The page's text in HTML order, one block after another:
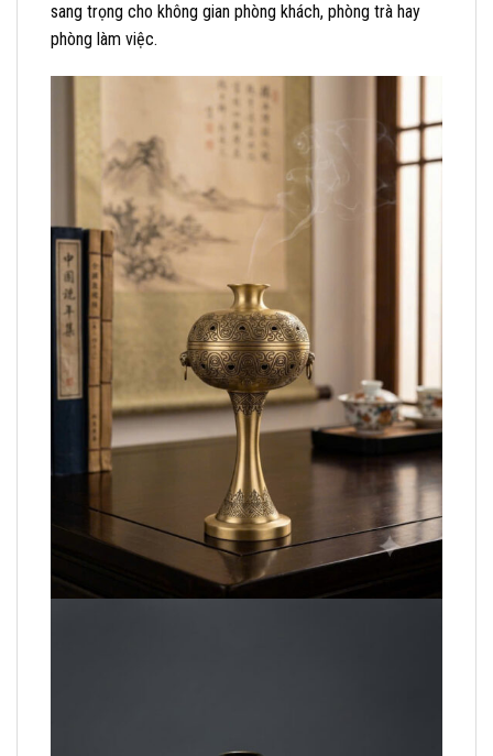
sang trọng cho không gian phòng khách, phòng trà hay
phòng làm việc.